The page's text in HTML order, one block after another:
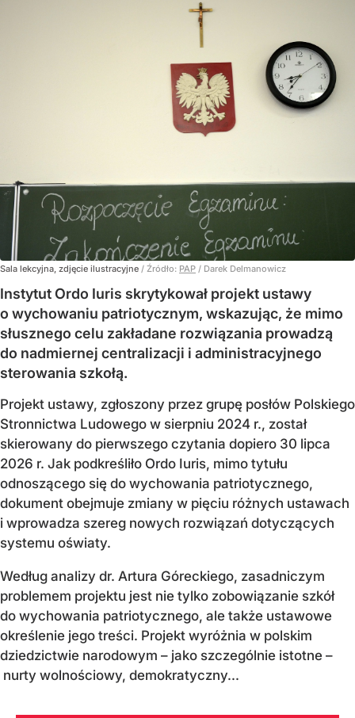
Sala lekcyjna, zdjęcie ilustracyjne / Źródło: PAP / Darek Delmanowicz
Instytut Ordo Iuris skrytykował projekt ustawy
o wychowaniu patriotycznym, wskazując, że mimo
słusznego celu zakładane rozwiązania prowadzą
do nadmiernej centralizacji i administracyjnego
sterowania szkołą.
Projekt ustawy, zgłoszony przez grupę posłów Polskiego
Stronnictwa Ludowego w sierpniu 2024 r., został
skierowany do pierwszego czytania dopiero 30 lipca
2026 r. Jak podkreśliło Ordo Iuris, mimo tytułu
odnoszącego się do wychowania patriotycznego,
dokument obejmuje zmiany w pięciu różnych ustawach
i wprowadza szereg nowych rozwiązań dotyczących
systemu oświaty.
Według analizy dr. Artura Góreckiego, zasadniczym
problemem projektu jest nie tylko zobowiązanie szkół
do wychowania patriotycznego, ale także ustawowe
określenie jego treści. Projekt wyróżnia w polskim
dziedzictwie narodowym – jako szczególnie istotne –
nurty wolnościowy, demokratyczny...